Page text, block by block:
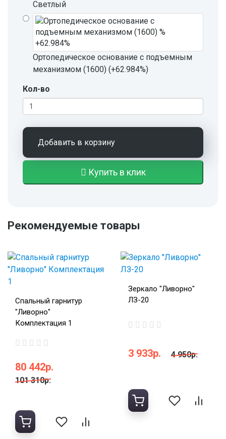
Светлый
Ортопедическое основание с подъемным
механизмом (1600) (+62.984%)
Кол-во
Добавить в корзину
Купить в клик
Рекомендуемые товары
Спальный гарнитур
"Ливорно"
Комплектация 1
80 442р.
101 310р.
Зеркало "Ливорно"
ЛЗ-20
3 933р. 4 950р.